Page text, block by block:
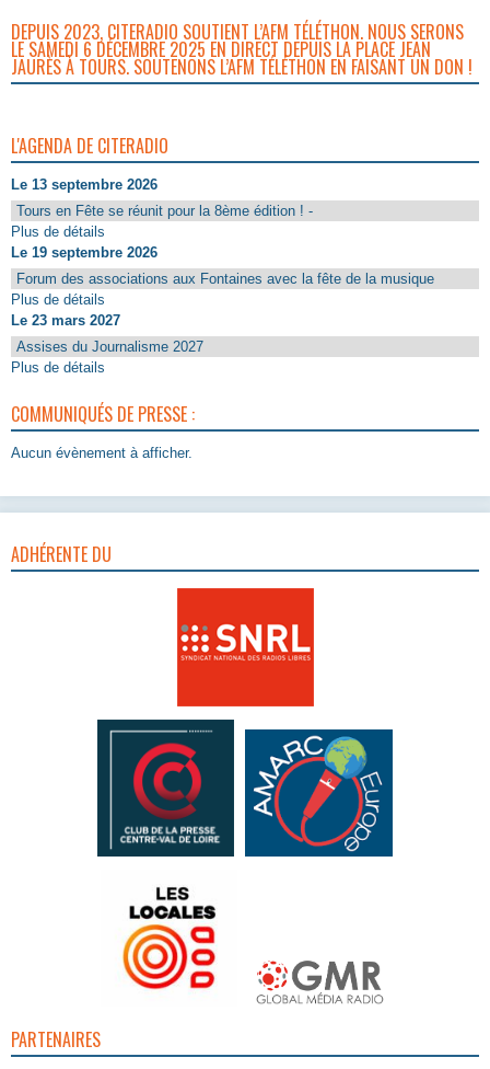
DEPUIS 2023, CITERADIO SOUTIENT L’AFM TÉLÉTHON. NOUS SERONS
LE SAMEDI 6 DÉCEMBRE 2025 EN DIRECT DEPUIS LA PLACE JEAN
JAURÈS À TOURS. SOUTENONS L’AFM TÉLÉTHON EN FAISANT UN DON !
L'AGENDA DE CITERADIO
Le 13 septembre 2026
Tours en Fête se réunit pour la 8ème édition ! -
Plus de détails
Le 19 septembre 2026
Forum des associations aux Fontaines avec la fête de la musique
Plus de détails
Le 23 mars 2027
Assises du Journalisme 2027
Plus de détails
COMMUNIQUÉS DE PRESSE :
Aucun évènement à afficher.
ADHÉRENTE DU
PARTENAIRES